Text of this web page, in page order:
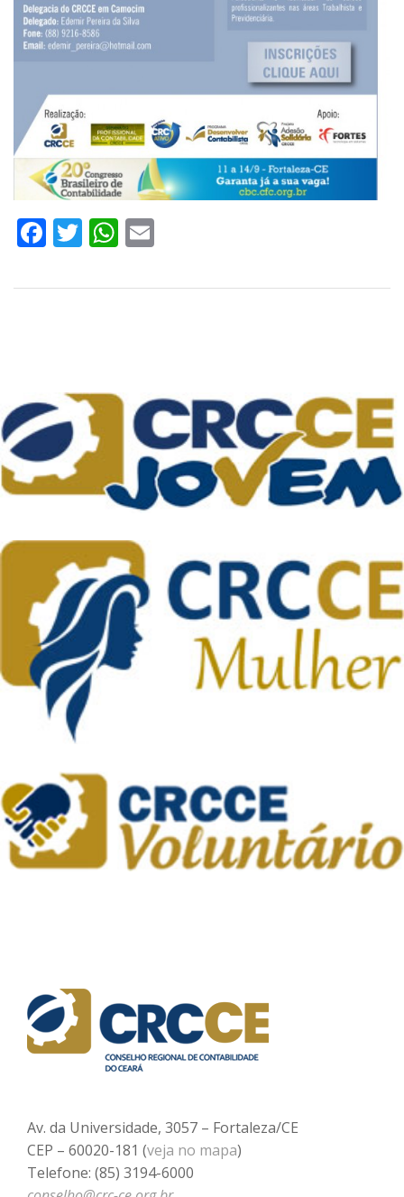
Facebook
TwitterWhatsApp
Av. da Universidade, 3057 – Fortaleza/CE
CEP – 60020-181 (veja no mapa)
Telefone: (85) 3194-6000